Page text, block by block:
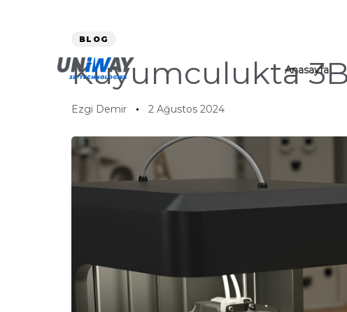
Anasayfa
BLOG
Kuyumculukta
Ezgi Demir 2 Ağustos 2024